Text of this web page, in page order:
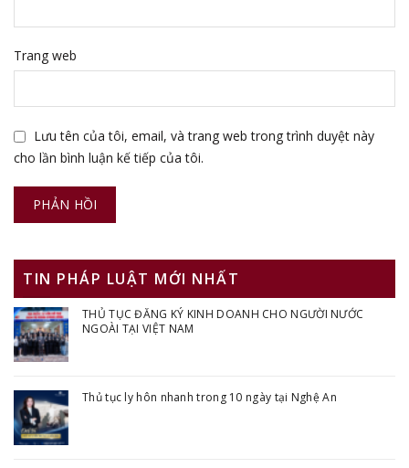
Trang web
Lưu tên của tôi, email, và trang web trong trình duyệt này
cho lần bình luận kế tiếp của tôi.
TIN PHÁP LUẬT MỚI NHẤT
THỦ TỤC ĐĂNG KÝ KINH DOANH CHO NGƯỜI NƯỚC
NGOÀI TẠI VIỆT NAM
Thủ tục ly hôn nhanh trong 10 ngày tại Nghệ An